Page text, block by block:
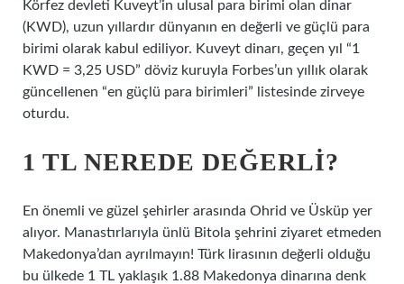
Körfez devleti Kuveyt’in ulusal para birimi olan dinar
(KWD), uzun yıllardır dünyanın en değerli ve güçlü para
birimi olarak kabul ediliyor. Kuveyt dinarı, geçen yıl “1
KWD = 3,25 USD” döviz kuruyla Forbes’un yıllık olarak
güncellenen “en güçlü para birimleri” listesinde zirveye
oturdu.
1 TL NEREDE DEĞERLI?
En önemli ve güzel şehirler arasında Ohrid ve Üsküp yer
alıyor. Manastırlarıyla ünlü Bitola şehrini ziyaret etmeden
Makedonya’dan ayrılmayın! Türk lirasının değerli olduğu
bu ülkede 1 TL yaklaşık 1.88 Makedonya dinarına denk